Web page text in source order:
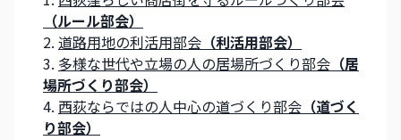
（ルール部会）
道路用地の利活用部会 （利活用部会）
多様な世代や立場の人の居場所づくり部会 （居
場所づくり部会）
西荻ならではの人中心の道づくり部会 （道づく
り部会）